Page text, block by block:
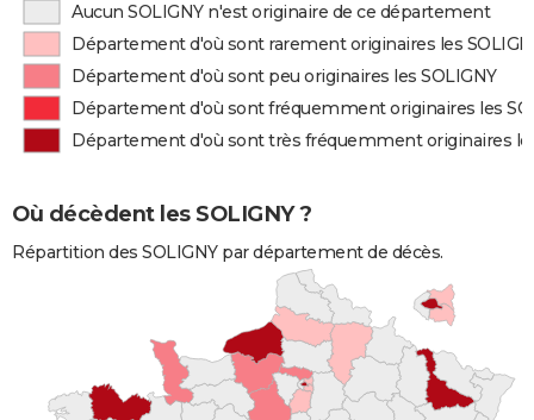
Aucun SOLIGNY n'est originaire de ce département
Département d'où sont rarement originaires les
Département d'où sont peu originaires les SOLIGNY
Département d'où sont fréquemment originaires les
Département d'où sont très fréquemment originaires
Où décèdent les SOLIGNY ?
Répartition des SOLIGNY par département de décès.